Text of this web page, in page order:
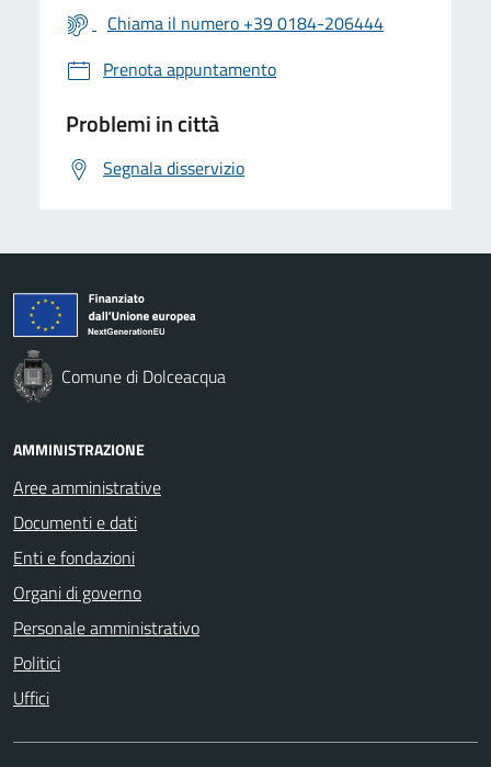
Chiama il numero +39 0184-206444
Prenota appuntamento
Problemi in città
Segnala disservizio
Comune di Dolceacqua
AMMINISTRAZIONE
Aree amministrative
Documenti e dati
Enti e fondazioni
Organi di governo
Personale amministrativo
Politici
Uffici